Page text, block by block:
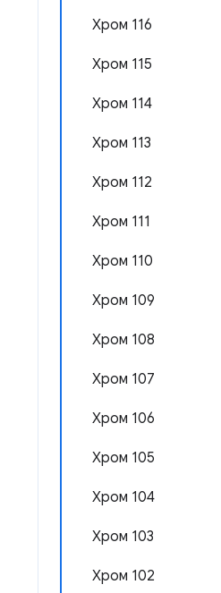
Хром 116
Хром 115
Хром 114
Хром 113
Хром 112
Хром 111
Хром 110
Хром 109
Хром 108
Хром 107
Хром 106
Хром 105
Хром 104
Хром 103
Хром 102